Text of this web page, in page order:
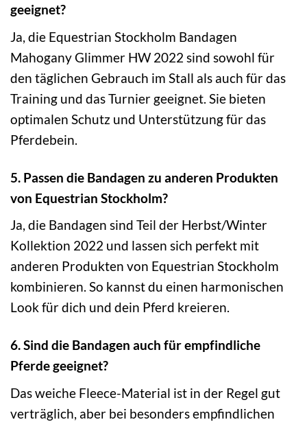
geeignet?
Ja, die Equestrian Stockholm Bandagen
Mahogany Glimmer HW 2022 sind sowohl für
den täglichen Gebrauch im Stall als auch für das
Training und das Turnier geeignet. Sie bieten
optimalen Schutz und Unterstützung für das
Pferdebein.
5. Passen die Bandagen zu anderen Produkten
von Equestrian Stockholm?
Ja, die Bandagen sind Teil der Herbst/Winter
Kollektion 2022 und lassen sich perfekt mit
anderen Produkten von Equestrian Stockholm
kombinieren. So kannst du einen harmonischen
Look für dich und dein Pferd kreieren.
6. Sind die Bandagen auch für empfindliche
Pferde geeignet?
Das weiche Fleece-Material ist in der Regel gut
verträglich, aber bei besonders empfindlichen